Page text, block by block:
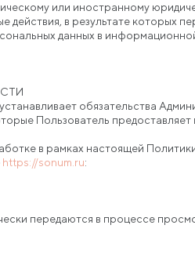
или иностранному
действия, в результате которых
данных в
обязательства
Пользователь
в рамках настоящей
https://sonum.ru:
передаются в процессе